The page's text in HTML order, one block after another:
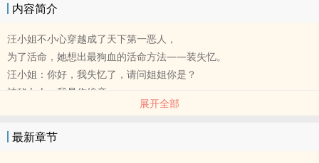
内容简介
汪小姐不小心穿越成了天下第一恶人，
为了活命，她想出最狗血的活命方法——装失忆。
汪小姐：你好，我失忆了，请问姐姐你是？
神秘女人：我是你娘亲。
汪小姐：娘亲，你干什么亲我？
展开全部
最新章节